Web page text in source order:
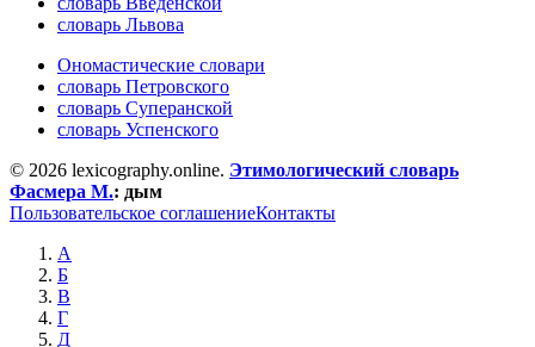
словарь Львова
Ономастические словари
словарь Петровского
словарь Суперанской
словарь Успенского
© 2026 lexicography.online. Этимологический словарь
Фасмера М.: дым
Пользовательское соглашениеКонтакты
А
Б
В
Г
Д